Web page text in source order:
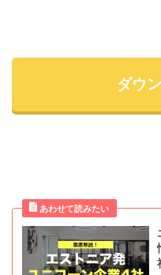
ダウ